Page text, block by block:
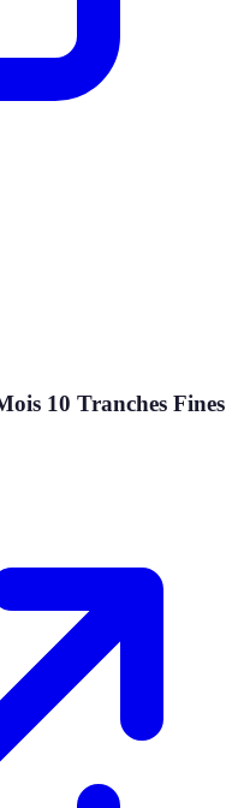
10 Tranches Fines